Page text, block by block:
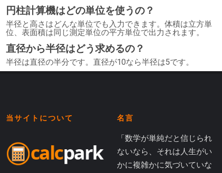
円柱計算機はどの単位を使うの？
半径と高さはどんな単位でも入力できます。体積は立方単
位、表面積は同じ測定単位の平方単位で出力されます。
直径から半径はどう求めるの？
半径は直径の半分です。直径が10なら半径は5です。
当サイトについて 名言
「数学が単純だと信じられ
ないなら、それは人生がい
かに複雑かに気づいていな